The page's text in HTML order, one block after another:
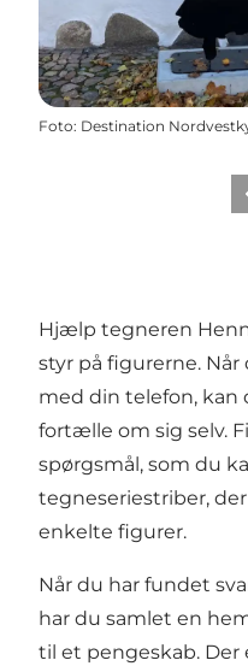
Foto: Destination
Hjælp tegneren
styr på figurerne.
med din telefon, kan
fortælle om sig selv.
spørgsmål, som du
tegneseriestriber,
enkelte figurer.
Når du har fundet
har du samlet en
til et pengeskab. Der